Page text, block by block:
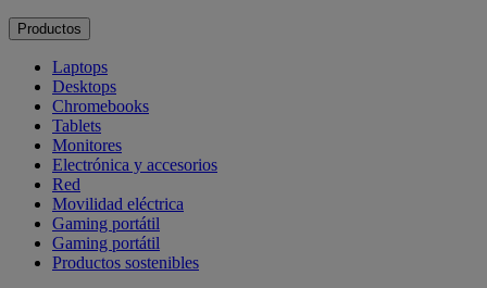
Productos
Laptops
Desktops
Chromebooks
Tablets
Monitores
Electrónica y accesorios
Red
Movilidad eléctrica
Gaming portátil
Gaming portátil
Productos sostenibles